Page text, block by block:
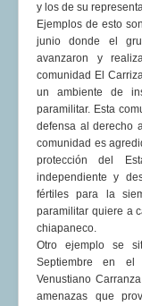
y los de su
Ejemplos de esto
junio donde el
avanzaron y
comunidad El
un ambiente de
paramilitar. Esta
defensa al derecho
comunidad es
protección del
independiente y
fértiles para la
paramilitar quiere a
chiapaneco.
Otro ejemplo se
Septiembre en el
Venustiano
amenazas que